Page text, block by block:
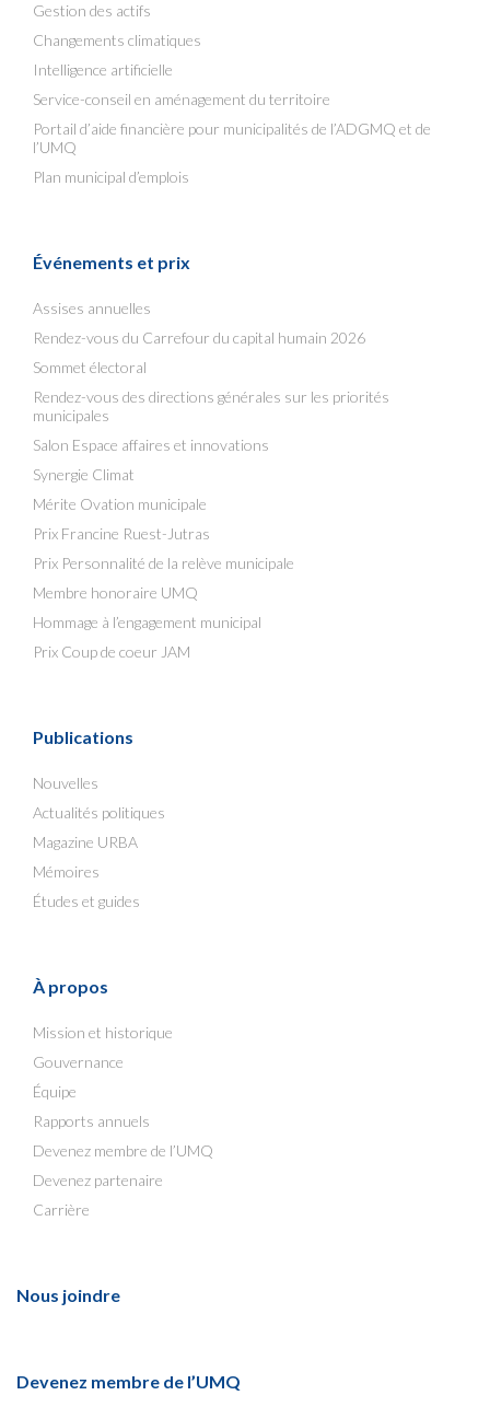
Gestion des actifs
Changements climatiques
Intelligence artificielle
Service-conseil en aménagement du territoire
Portail d’aide financière pour municipalités de l’ADGMQ et de
l’UMQ
Plan municipal d’emplois
Événements et prix
Assises annuelles
Rendez-vous du Carrefour du capital humain 2026
Sommet électoral
Rendez-vous des directions générales sur les priorités
municipales
Salon Espace affaires et innovations
Synergie Climat
Mérite Ovation municipale
Prix Francine Ruest-Jutras
Prix Personnalité de la relève municipale
Membre honoraire UMQ
Hommage à l’engagement municipal
Prix Coup de coeur JAM
Publications
Nouvelles
Actualités politiques
Magazine URBA
Mémoires
Études et guides
À propos
Mission et historique
Gouvernance
Équipe
Rapports annuels
Devenez membre de l’UMQ
Devenez partenaire
Carrière
Nous joindre
Devenez membre de l’UMQ